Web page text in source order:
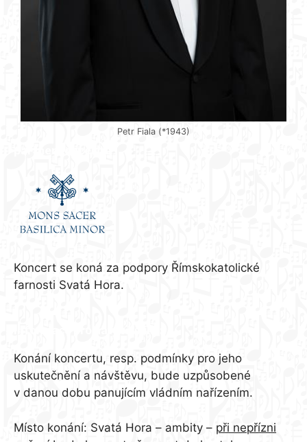
Petr Fiala (*1943)
Koncert se koná za podpory Římskokatolické
farnosti Svatá Hora.
Konání koncertu, resp. podmínky pro jeho
uskutečnění a návštěvu, bude uzpůsobené
v danou dobu panujícím vládním nařízením.
Místo konání: Svatá Hora – ambity – při nepřízni